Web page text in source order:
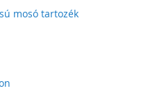
mosó tartozék